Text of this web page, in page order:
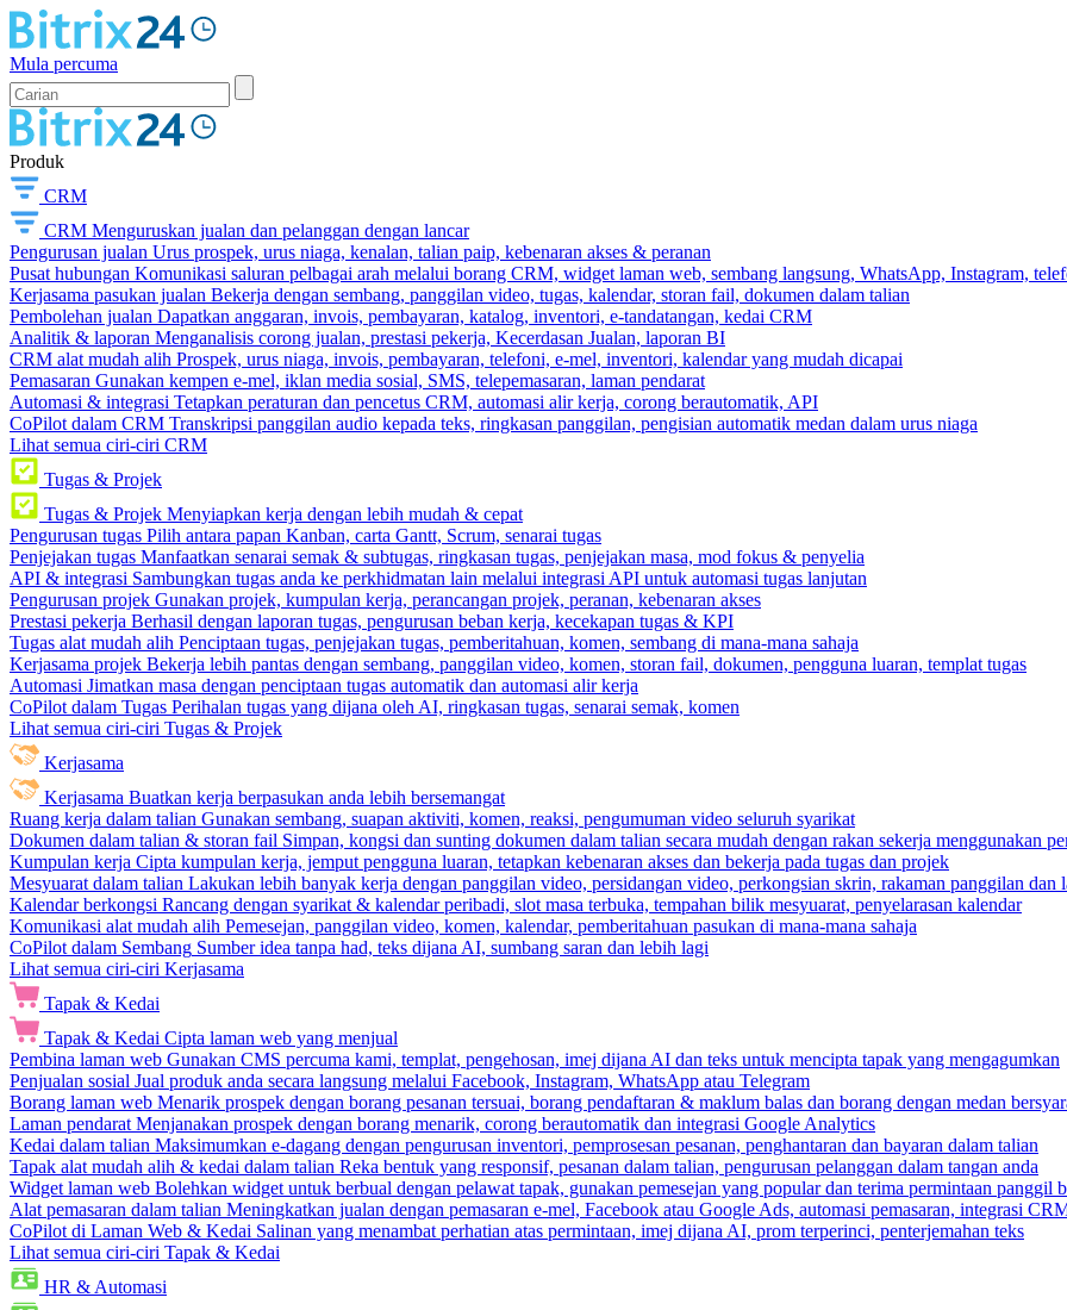
Mula percuma
Produk
CRM
CRM Menguruskan jualan dan pelanggan dengan lancar
Pengurusan jualan Urus prospek, urus niaga, kenalan, talian paip, kebenaran akses & peranan
Pusat hubungan Komunikasi saluran pelbagai arah melalui borang CRM, widget laman web, sembang langsung, WhatsApp, Instagram,
Kerjasama pasukan jualan Bekerja dengan sembang, panggilan video, tugas, kalendar, storan fail, dokumen dalam talian
Pembolehan jualan Dapatkan anggaran, invois, pembayaran, katalog, inventori, e-tandatangan, kedai CRM
Analitik & laporan Menganalisis corong jualan, prestasi pekerja, Kecerdasan Jualan, laporan BI
CRM alat mudah alih Prospek, urus niaga, invois, pembayaran, telefoni, e-mel, inventori, kalendar yang mudah dicapai
Pemasaran Gunakan kempen e-mel, iklan media sosial, SMS, telepemasaran, laman pendarat
Automasi & integrasi Tetapkan peraturan dan pencetus CRM, automasi alir kerja, corong berautomatik, API
CoPilot dalam CRM Transkripsi panggilan audio kepada teks, ringkasan panggilan, pengisian automatik medan dalam urus niaga
Lihat semua ciri-ciri CRM
Tugas & Projek
Tugas & Projek Menyiapkan kerja dengan lebih mudah & cepat
Pengurusan tugas Pilih antara papan Kanban, carta Gantt, Scrum, senarai tugas
Penjejakan tugas Manfaatkan senarai semak & subtugas, ringkasan tugas, penjejakan masa, mod fokus & penyelia
API & integrasi Sambungkan tugas anda ke perkhidmatan lain melalui integrasi API untuk automasi tugas lanjutan
Pengurusan projek Gunakan projek, kumpulan kerja, perancangan projek, peranan, kebenaran akses
Prestasi pekerja Berhasil dengan laporan tugas, pengurusan beban kerja, kecekapan tugas & KPI
Tugas alat mudah alih Penciptaan tugas, penjejakan tugas, pemberitahuan, komen, sembang di mana-mana sahaja
Kerjasama projek Bekerja lebih pantas dengan sembang, panggilan video, komen, storan fail, dokumen, pengguna luaran, templat tugas
Automasi Jimatkan masa dengan penciptaan tugas automatik dan automasi alir kerja
CoPilot dalam Tugas Perihalan tugas yang dijana oleh AI, ringkasan tugas, senarai semak, komen
Lihat semua ciri-ciri Tugas & Projek
Kerjasama
Kerjasama Buatkan kerja berpasukan anda lebih bersemangat
Ruang kerja dalam talian Gunakan sembang, suapan aktiviti, komen, reaksi, pengumuman video seluruh syarikat
Dokumen dalam talian & storan fail Simpan, kongsi dan sunting dokumen dalam talian secara mudah dengan rakan sekerja menggunakan
Kumpulan kerja Cipta kumpulan kerja, jemput pengguna luaran, tetapkan kebenaran akses dan bekerja pada tugas dan projek
Mesyuarat dalam talian Lakukan lebih banyak kerja dengan panggilan video, persidangan video, perkongsian skrin, rakaman panggilan dan
Kalendar berkongsi Rancang dengan syarikat & kalendar peribadi, slot masa terbuka, tempahan bilik mesyuarat, penyelarasan kalendar
Komunikasi alat mudah alih Pemesejan, panggilan video, komen, kalendar, pemberitahuan pasukan di mana-mana sahaja
CoPilot dalam Sembang Sumber idea tanpa had, teks dijana AI, sumbang saran dan lebih lagi
Lihat semua ciri-ciri Kerjasama
Tapak & Kedai
Tapak & Kedai Cipta laman web yang menjual
Pembina laman web Gunakan CMS percuma kami, templat, pengehosan, imej dijana AI dan teks untuk mencipta tapak yang mengagumkan
Penjualan sosial Jual produk anda secara langsung melalui Facebook, Instagram, WhatsApp atau Telegram
Borang laman web Menarik prospek dengan borang pesanan tersuai, borang pendaftaran & maklum balas dan borang dengan medan
Laman pendarat Menjanakan prospek dengan borang menarik, corong berautomatik dan integrasi Google Analytics
Kedai dalam talian Maksimumkan e-dagang dengan pengurusan inventori, pemprosesan pesanan, penghantaran dan bayaran dalam talian
Tapak alat mudah alih & kedai dalam talian Reka bentuk yang responsif, pesanan dalam talian, pengurusan pelanggan dalam tangan anda
Widget laman web Bolehkan widget untuk berbual dengan pelawat tapak, gunakan pemesejan yang popular dan terima permintaan panggil
Alat pemasaran dalam talian Meningkatkan jualan dengan pemasaran e-mel, Facebook atau Google Ads, automasi pemasaran, integrasi
CoPilot di Laman Web & Kedai Salinan yang menambat perhatian atas permintaan, imej dijana AI, prom terperinci, penterjemahan teks
Lihat semua ciri-ciri Tapak & Kedai
HR & Automasi